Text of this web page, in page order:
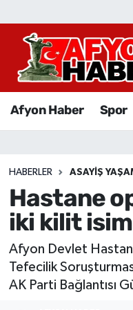
Afyon Haber Spor
HABERLER ASAYIŞ
Hastane
iki kilit
Afyon Devlet
Tefecilik
AK Parti Bağlantısı
Afyon Haber
Sağlık
Eğitim
Sivil Toplum